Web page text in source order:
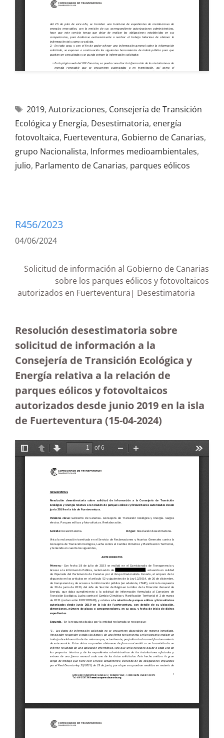
2019, Autorizaciones, Consejería de Transición
Ecológica y Energía, Desestimatoria, energía
fotovoltaica, Fuerteventura, Gobierno de Canarias,
grupo Nacionalista, Informes medioambientales,
julio, Parlamento de Canarias, parques eólicos
R456/2023
04/06/2024
Solicitud de información al Gobierno de Canarias
sobre los parques eólicos y fotovoltaicos
autorizados en Fuerteventura| Desestimatoria
Resolución desestimatoria sobre
solicitud de información a la
Consejería de Transición Ecológica y
Energía relativa a la relación de
parques eólicos y fotovoltaicos
autorizados desde junio 2019 en la isla
de Fuerteventura (15-04-2024)